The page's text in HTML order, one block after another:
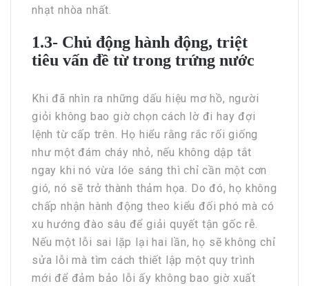
nhạt nhòa nhất.
1.3- Chủ động hành động, triệt
tiêu vấn đề từ trong trứng nước
Khi đã nhìn ra những dấu hiệu mơ hồ, người
giỏi không bao giờ chọn cách lờ đi hay đợi
lệnh từ cấp trên. Họ hiểu rằng rắc rối giống
như một đám cháy nhỏ, nếu không dập tắt
ngay khi nó vừa lóe sáng thì chỉ cần một cơn
gió, nó sẽ trở thành thảm họa. Do đó, họ không
chấp nhận hành động theo kiểu đối phó mà có
xu hướng đào sâu để giải quyết tận gốc rễ.
Nếu một lỗi sai lặp lại hai lần, họ sẽ không chỉ
sửa lỗi mà tìm cách thiết lập một quy trình
mới để đảm bảo lỗi ấy không bao giờ xuất